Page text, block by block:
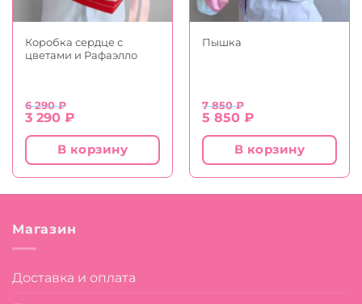
Коробка сердце с
цветами и Рафаэлло
6 290₽
Первоначальная
составляла
290 ₽.
3 290 ₽
Текущая
3
290 ₽.В корзину
Пышка
7 850₽
Первоначальная
составляла
850 ₽.
5 850 ₽
Текущая
5
850 ₽.В корзину
Магазин
Доставка и оплата